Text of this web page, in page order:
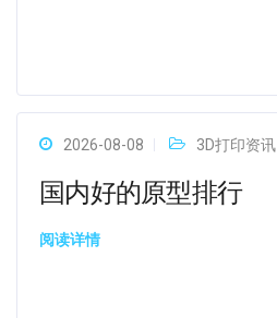
2026-08-08 3D打印资讯
国内好的原型排行
阅读详情